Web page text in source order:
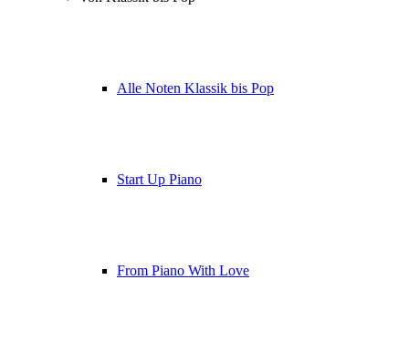
Alle Noten Klassik bis Pop
Start Up Piano
From Piano With Love